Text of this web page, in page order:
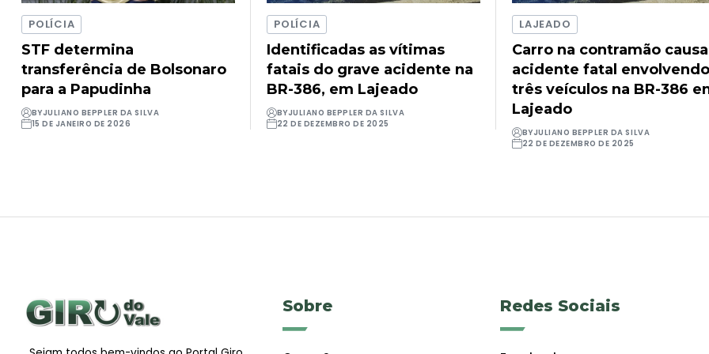
POLÍCIA
STF determina
transferência de Bolsonaro
para a Papudinha
BYJULIANO BEPPLER DA SILVA
15 DE JANEIRO DE 2026
POLÍCIA
Identificadas as vítimas
fatais do grave acidente na
BR-386, em Lajeado
BYJULIANO BEPPLER DA SILVA
22 DE DEZEMBRO DE 2025
LAJEADO
Carro na contramão causa
acidente fatal
três veículos na BR-386
Lajeado
BYJULIANO BEPPLER DA SILVA
22 DE DEZEMBRO DE 2025
Sobre Redes Sociais